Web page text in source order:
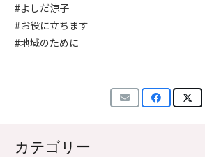
#よしだ涼子
#お役に立ちます
#地域のために
カテゴリー